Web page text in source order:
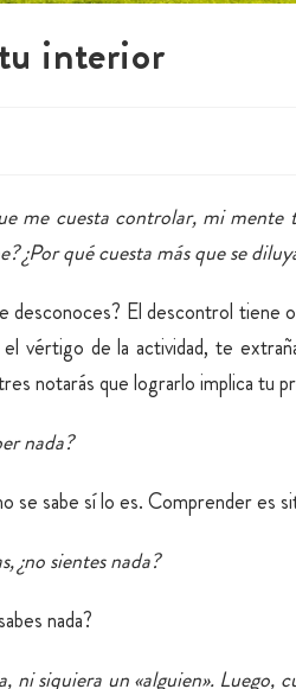
interior
me cuesta controlar, mi
¿Por qué cuesta más que se
desconoces? El descontrol
vértigo de la actividad, te
notarás que lograrlo implica tu
nada?
se sabe sí lo es. Comprender es
¿no sientes nada?
nada?
ni siquiera un «alguien». Luego,